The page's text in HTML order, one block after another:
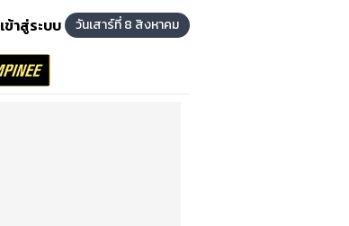
เข้าสู่ระบบ
วันเสาร์ที่ 8 สิงหาคม